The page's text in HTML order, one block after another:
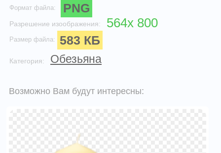
Формат файла: PNG
Разрешение изоображения: 564x 800
Размер файла: 583 КБ
Категория: Обезьяна
Возможно Вам будут интересны: